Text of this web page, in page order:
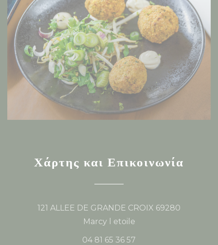
Χάρτης και Επικοινωνία
121 ALLEE DE GRANDE CROIX 69280
Marcy l etoile((ανοίγει σε νέο
04 81 65 36 57